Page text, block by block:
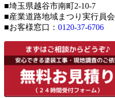
■埼玉県越谷市南町2-10-7
■産業道路地域まつり実行員会
■お客様窓口： 0120-37-6706